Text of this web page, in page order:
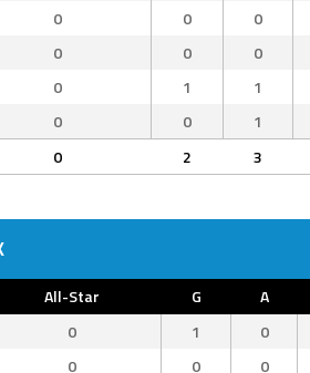
0 0 0
0 0 0
0 1 1
0 0 1
0 2 3
All-Star G A
0 1 0
0 0 0